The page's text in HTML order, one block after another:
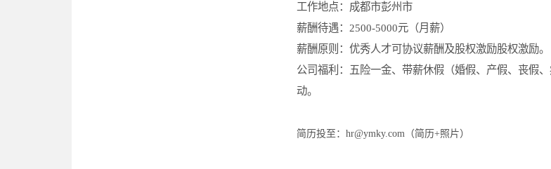
工作地点：成都市彭州市
薪酬待遇：2500-5000元（月薪）
薪酬原则：优秀人才可协议薪酬及股权激励股权激励。
公司福利：五险一金、带薪休假（婚假、产假、丧假
动。
简历投至：hr@ymky.com（简历+照片）